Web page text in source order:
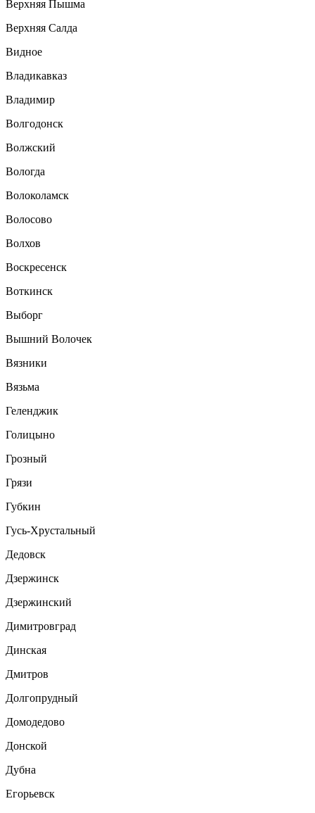
Верхняя Пышма
Верхняя Салда
Видное
Владикавказ
Владимир
Волгодонск
Волжский
Вологда
Волоколамск
Волосово
Волхов
Воскресенск
Воткинск
Выборг
Вышний Волочек
Вязники
Вязьма
Геленджик
Голицыно
Грозный
Грязи
Губкин
Гусь-Хрустальный
Дедовск
Дзержинск
Дзержинский
Димитровград
Динская
Дмитров
Долгопрудный
Домодедово
Донской
Дубна
Егорьевск